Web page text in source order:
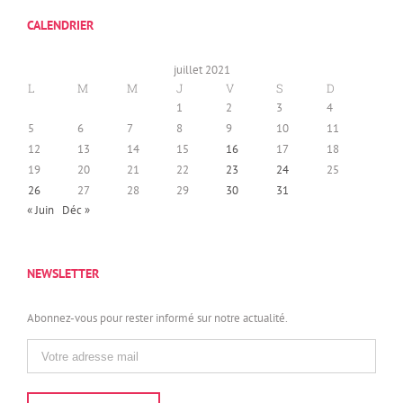
CALENDRIER
juillet 2021
L M M J V S D
1 2 3
4
5
6 7 8 9 10
11
12
13 14 15 16 17
18
19
20 21 22 23 24
25
26
27 28 29 30
31
« Juin Déc »
NEWSLETTER
Abonnez-vous pour rester informé sur notre actualité.